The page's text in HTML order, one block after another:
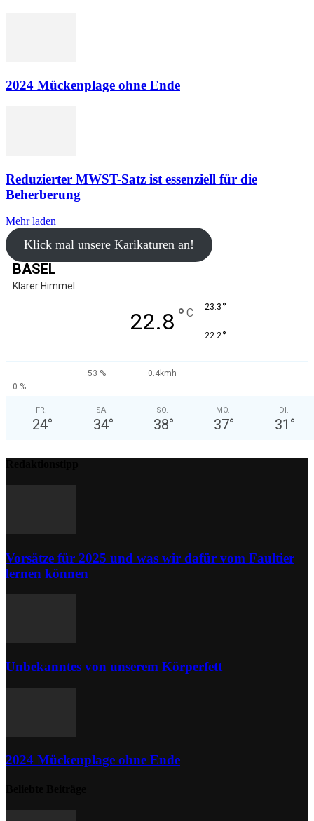
2024 Mückenplage ohne Ende
Reduzierter MWST-Satz ist essenziell für die
Beherberung
Mehr laden
Klick mal unsere Karikaturen an!
BASEL
Klarer Himmel
22.8 ° C 23.3 °
22.2°
53 %
0.4kmh
0 %
FR.
24°
SA.
34°
SO.
38°
MO.
37°
DI.
31 °
Vorsätze für 2025 und was wir dafür vom Faultier
lernen können
Unbekanntes von unserem Körperfett
2024 Mückenplage ohne Ende